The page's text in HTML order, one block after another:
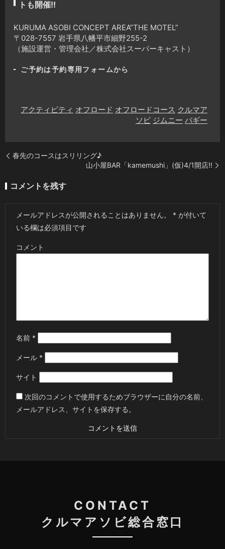
トも開催!!
KURUMA ASOBI CONCEPT AREA”THE MOTEL”
〒028-7557 岩手県八幡平市細野255-2
（施設運営・管理会社／株式会社スーパーキャスト）
ご予約は予約専用フォームから
アクティビティ オフロード オフロードコース クルマア
ソビ ジムニー バギー
春先のコースはスリリング♪
山小屋BAR「kamemushi」(仮)4/1開店!!
コメントを残す
メールアドレスが公開されることはありません。 * が付いて
いる欄は必須項目です
コメント
名前 *
メール *
サイト
次回のコメントで使用するためブラウザーに自分の名前、
メールアドレス、サイトを保存する。
CONTACT
クルマアソビ総合窓口